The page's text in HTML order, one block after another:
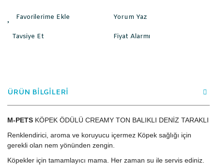
Yorum Yaz
Tavsiye Et Fiyat Alarmı
ÜRÜN BİLGİLERİ
M-PETS KÖPEK ÖDÜLÜ CREAMY TON BALIKLI DENİZ TARAKLI
Renklendirici, aroma ve koruyucu içermez Köpek sağlığı için
gerekli olan nem yönünden zengin.
Köpekler için tamamlayıcı mama. Her zaman su ile servis ediniz.